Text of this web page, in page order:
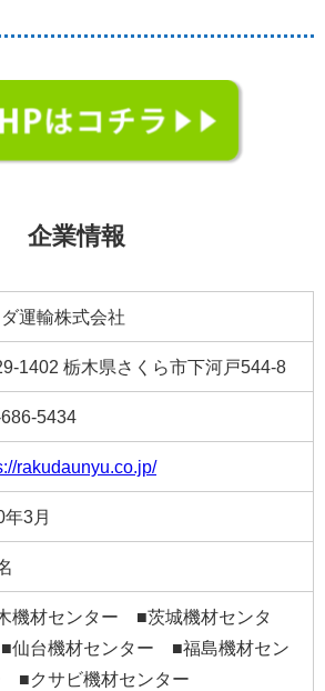
企業情報
運輸株式会社
1402 栃木県さくら市下河戸544-8
5434
rakudaunyu.co.jp/
年3月
機材センター ■茨城機材センタ
台機材センター ■福島機材セン
■クサビ機材センター